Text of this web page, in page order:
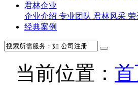
君林企业
企业介绍 专业团队 君林风采 荣
经典案例
当前位置：